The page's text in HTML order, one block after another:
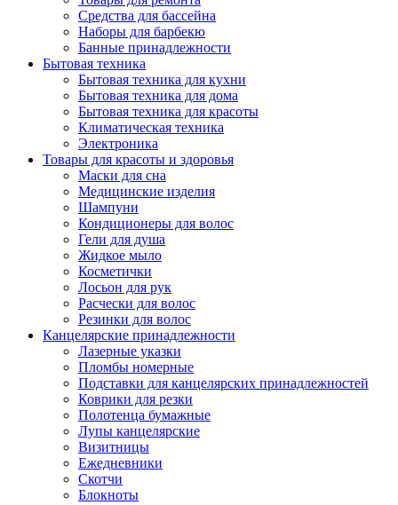
Средства для бассейна
Наборы для барбекю
Банные принадлежности
Бытовая техника
Бытовая техника для кухни
Бытовая техника для дома
Бытовая техника для красоты
Климатическая техника
Электроника
Товары для красоты и здоровья
Маски для сна
Медицинские изделия
Шампуни
Кондиционеры для волос
Гели для душа
Жидкое мыло
Косметички
Лосьон для рук
Расчески для волос
Резинки для волос
Канцелярские принадлежности
Лазерные указки
Пломбы номерные
Подставки для канцелярских принадлежностей
Коврики для резки
Полотенца бумажные
Лупы канцелярские
Визитницы
Ежедневники
Скотчи
Блокноты